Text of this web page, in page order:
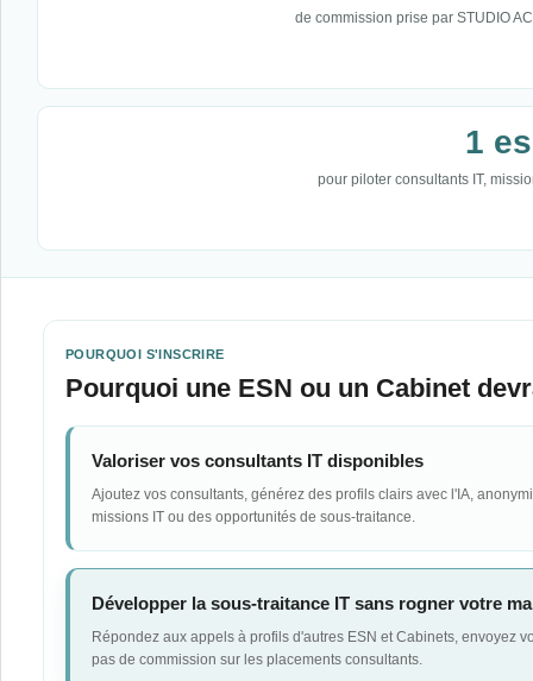
de commission prise par STUDIO
1
pour piloter consultants IT,
POURQUOI S'INSCRIRE
Pourquoi une ESN ou un Cabinet
Valoriser vos consultants IT disponibles
Ajoutez vos consultants, générez des profils clairs avec l'IA,
missions IT ou des opportunités de sous-traitance.
Développer la sous-traitance IT sans rogner votre
Répondez aux appels à profils d'autres ESN et Cabinets, envoyez
pas de commission sur les placements consultants.